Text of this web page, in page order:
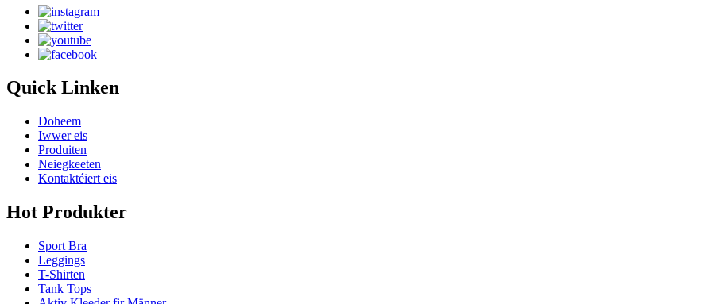
Quick Linken
Doheem
Iwwer eis
Produiten
Neiegkeeten
Kontaktéiert eis
Hot Produkter
Sport Bra
Leggings
T-Shirten
Tank Tops